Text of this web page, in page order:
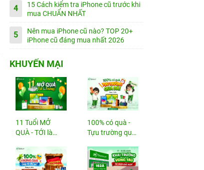
4
15 Cách kiểm tra iPhone cũ trước khi
mua CHUẨN NHẤT
5
Nên mua iPhone cũ nào? TOP 20+
iPhone cũ đáng mua nhất 2026
KHUYẾN MẠI
11 Tuổi MỞ
QUÀ - TỚI là
100% có quà -
Tựu trường quá